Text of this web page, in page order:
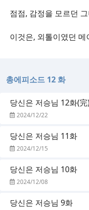
점점, 감정을 모르던
이것은, 외톨이였던
총에피소드 12 화
당신은 저승님 12화(
2024/12/22
당신은 저승님 11화
2024/12/15
당신은 저승님 10화
2024/12/08
당신은 저승님 9화